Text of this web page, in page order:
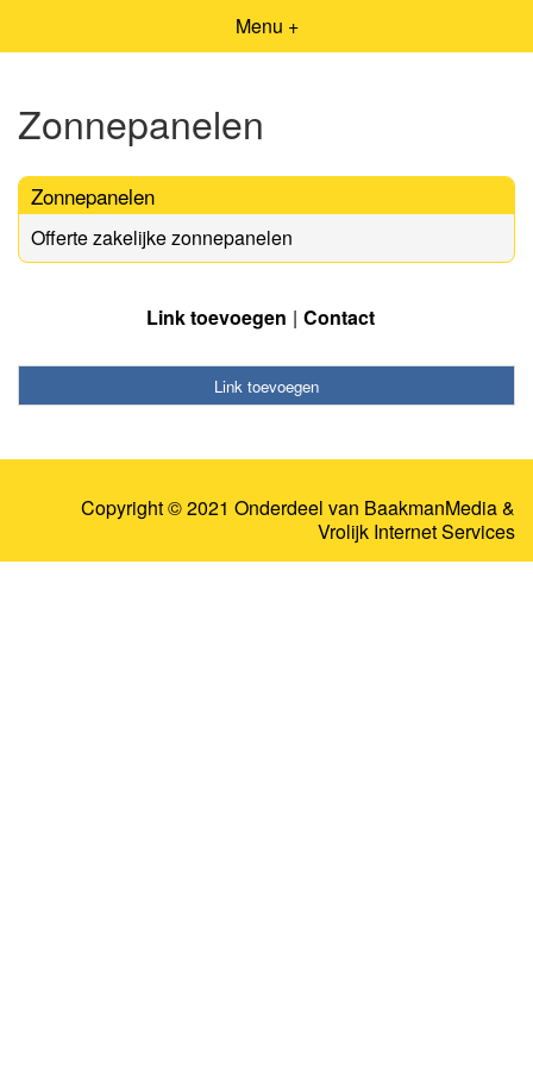
Menu +
Zonnepanelen
Zonnepanelen
Offerte zakelijke zonnepanelen
Link toevoegen Contact
Link toevoegen
Copyright © 2021 Onderdeel van BaakmanMedia&
Vrolijk Internet Services